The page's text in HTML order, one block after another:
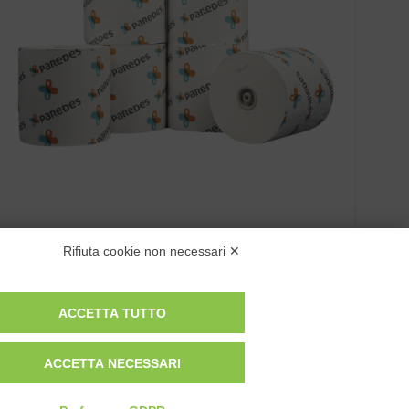
ASCIUGAMANI ROTOLO “PAREDES 420579” ST…
Rifiuta cookie non necessari ✕
ACCETTA TUTTO
ACCETTA NECESSARI